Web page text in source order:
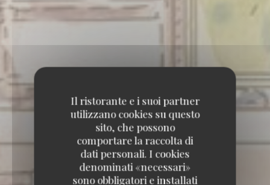
Il ristorante e i suoi partner
utilizzano cookies su questo
sito, che possono
comportare la raccolta di
dati personali. I cookies
denominati «necessari»
sono obbligatori e installati